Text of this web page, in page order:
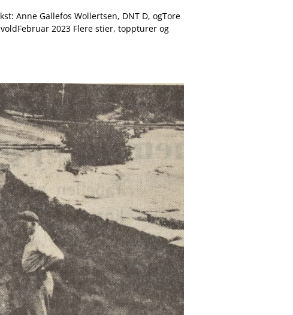
Anne Gallefos Wollertsen, DNT D, ogTore
2023 Flere stier, toppturer og